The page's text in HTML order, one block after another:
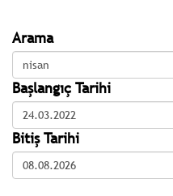
Arama
Başlangıç Tarihi
Bitiş Tarihi